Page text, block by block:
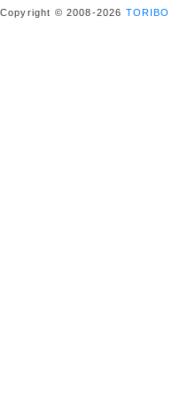
Copyright © 2008-2026 TORIBO